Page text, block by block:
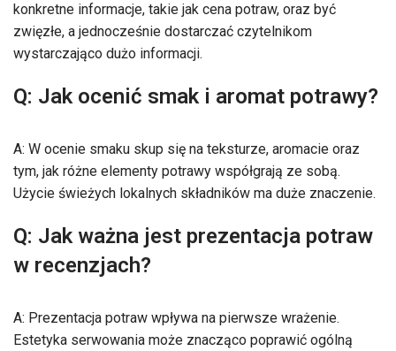
konkretne informacje, takie jak cena potraw, oraz być
zwięzłe, a jednocześnie dostarczać czytelnikom
wystarczająco dużo informacji.
Q: Jak ocenić smak i aromat potrawy?
A: W ocenie smaku skup się na teksturze, aromacie oraz
tym, jak różne elementy potrawy współgrają ze sobą.
Użycie świeżych lokalnych składników ma duże znaczenie.
Q: Jak ważna jest prezentacja potraw
w recenzjach?
A: Prezentacja potraw wpływa na pierwsze wrażenie.
Estetyka serwowania może znacząco poprawić ogólną